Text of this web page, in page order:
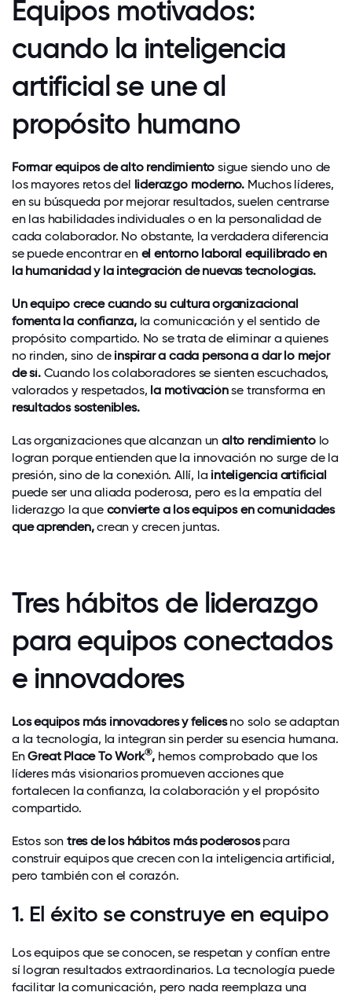
Equipos motivados:
cuando la inteligencia
artificial se une al
propósito humano
Formar equipos de alto rendimiento sigue siendo uno de
los mayores retos del liderazgo moderno. Muchos líderes,
en su búsqueda por mejorar resultados, suelen centrarse
en las habilidades individuales o en la personalidad de
cada colaborador. No obstante, la verdadera diferencia
se puede encontrar en el entorno laboral equilibrado en
la humanidad y la integración de nuevas tecnologías.
Un equipo crece cuando su cultura organizacional
fomenta la confianza,la comunicación y el sentido de
propósito compartido. No se trata de eliminar a quienes
no rinden, sino deinspirar a cada persona a dar lo mejor
de sí.Cuando los colaboradores se sienten escuchados,
valorados y respetados, la motivaciónse transforma en
resultados sostenibles.
Las organizaciones que alcanzan un alto rendimientolo
logran porque entienden que la innovación no surge de la
presión, sino de la conexión. Allí, lainteligencia artificial
puede ser una aliada poderosa, pero es la empatía del
liderazgo la que convierte a los equipos en comunidades
que aprenden,crean y crecen juntas.
Tres hábitos de liderazgo
para equipos conectados
e innovadores
Los equipos más innovadores y felicesno solo se adaptan
a la tecnología, la integran sin perder su esencia humana.
EnGreat Place To Work®, hemos comprobado que los
líderes más visionarios promueven acciones que
fortalecen la confianza, la colaboración y el propósito
compartido.
Estos son tres de los hábitos más poderosospara
construir equipos que crecen con la inteligencia artificial,
pero también con el corazón.
1. El éxito se construye en equipo
Los equipos que se conocen, se respetan y confían entre
sí logran resultados extraordinarios. La tecnología puede
facilitar la comunicación, pero nada reemplaza una